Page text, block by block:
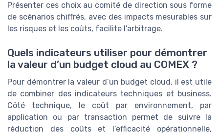
Présenter ces choix au comité de direction sous forme
de scénarios chiffrés, avec des impacts mesurables sur
les risques et les coûts, facilite l’arbitrage.
Quels indicateurs utiliser pour démontrer
la valeur d’un budget cloud au COMEX ?
Pour démontrer la valeur d’un budget cloud, il est utile
de combiner des indicateurs techniques et business.
Côté technique, le coût par environnement, par
application ou par transaction permet de suivre la
réduction des coûts et l’efficacité opérationnelle,